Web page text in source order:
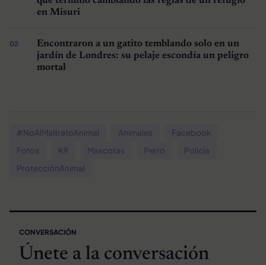
en Misuri
Encontraron a un gatito temblando solo en un
jardín de Londres: su pelaje escondía un peligro
mortal
#NoAlMaltratoAnimal Animales
Facebook
Fotos
K9 Mascotas Perro
Policía
ProtecciónAnimal
CONVERSACIÓN
Únete a la conversación